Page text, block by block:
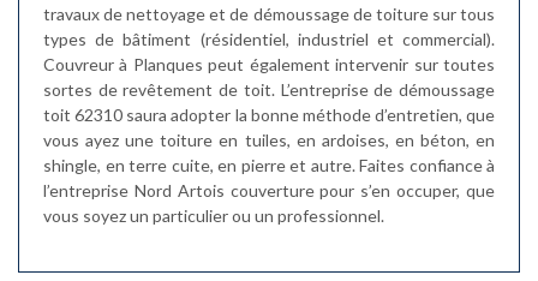
travaux de nettoyage et de démoussage de toiture sur tous
types de bâtiment (résidentiel, industriel et commercial).
Couvreur à Planques peut également intervenir sur toutes
sortes de revêtement de toit. L’entreprise de démoussage
toit 62310 saura adopter la bonne méthode d’entretien, que
vous ayez une toiture en tuiles, en ardoises, en béton, en
shingle, en terre cuite, en pierre et autre. Faites confiance à
l’entreprise Nord Artois couverture pour s’en occuper, que
vous soyez un particulier ou un professionnel.